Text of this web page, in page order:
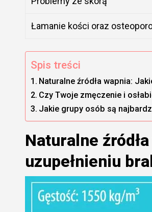
Łamanie kości oraz
Spis treści
Naturalne źródła wapnia:
Czy Twoje zmęczenie i
Jakie grupy osób są
Naturalne
uzupełnieniu